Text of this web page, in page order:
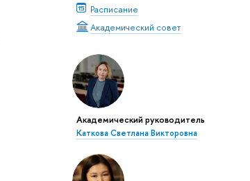
Расписание
Академический совет
Академический руководитель
Каткова Светлана Викторовна